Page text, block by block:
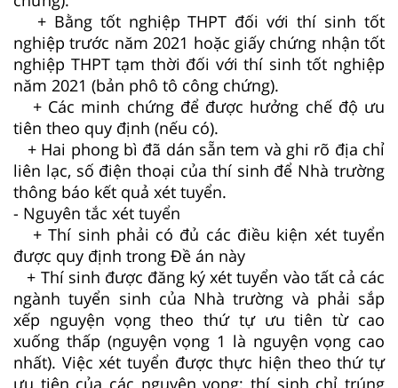
+ Bằng tốt nghiệp THPT đối với thí sinh tốt
nghiệp trước năm 2021 hoặc giấy chứng nhận tốt
nghiệp THPT tạm thời đối với thí sinh tốt nghiệp
năm 2021 (bản phô tô công chứng).
+ Các minh chứng để được hưởng chế độ ưu
tiên theo quy định (nếu có).
+ Hai phong bì đã dán sẵn tem và ghi rõ địa chỉ
liên lạc, số điện thoại của thí sinh để Nhà trường
thông báo kết quả xét tuyển.
- Nguyên tắc xét tuyển
+ Thí sinh phải có đủ các điều kiện xét tuyển
được quy định trong Đề án này
+ Thí sinh được đăng ký xét tuyển vào tất cả các
ngành tuyển sinh của Nhà trường và phải sắp
xếp nguyện vọng theo thứ tự ưu tiên từ cao
xuống thấp (nguyện vọng 1 là nguyện vọng cao
nhất). Việc xét tuyển được thực hiện theo thứ tự
ưu tiên của các nguyện vọng; thí sinh chỉ trúng